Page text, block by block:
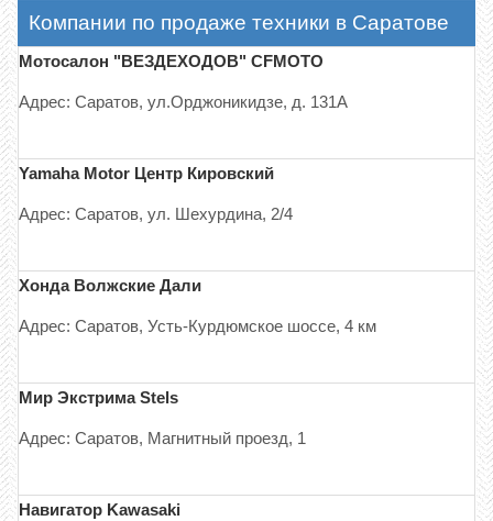
Компании по продаже техники в Саратове
Мотосалон "ВЕЗДЕХОДОВ" CFMOTO
Адрес: Саратов, ул.Орджоникидзе, д. 131А
Yamaha Motor Центр Кировский
Адрес: Саратов, ул. Шехурдина, 2/4
Хонда Волжские Дали
Адрес: Саратов, Усть-Курдюмское шоссе, 4 км
Мир Экстрима Stels
Адрес: Саратов, Магнитный проезд, 1
Навигатор Kawasaki